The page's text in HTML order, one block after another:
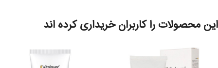
-ضد آفتاب رنگی فاقد چربی
این محصولات را کاربران خریداری کرده اند